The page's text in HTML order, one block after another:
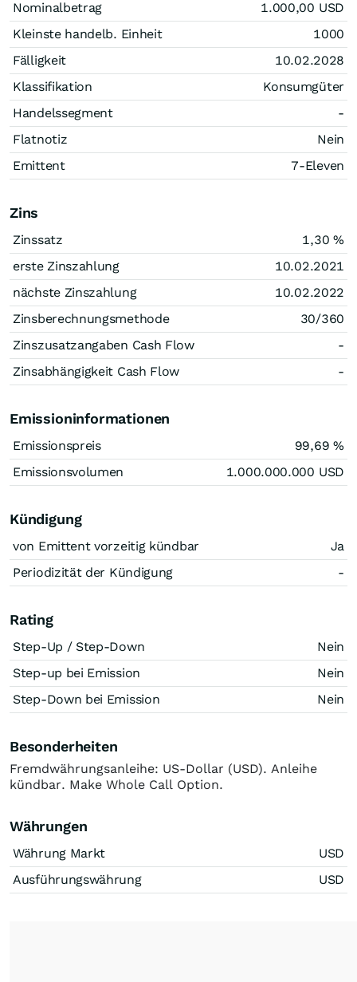
Nominalbetrag
1.000,00 USD
Kleinste handelb. Einheit
1000
Fälligkeit
10.02.2028
Klassifikation
Konsumgüter
Handelssegment
-
Flatnotiz
Nein
Emittent
7-Eleven
Zins
Zinssatz 1,30 %
erste Zinszahlung
10.02.2021
nächste Zinszahlung
10.02.2022
Zinsberechnungsmethode
30/360
Zinszusatzangaben Cash Flow
-
Zinsabhängigkeit Cash Flow
-
Emissioninformationen
Emissionspreis 99,69 %
Emissionsvolumen
1.000.000.000 USD
Kündigung
von Emittent vorzeitig kündbar
Ja
Periodizität der Kündigung
-
Rating
Step-Up / Step-Down
Nein
Step-up bei Emission
Nein
Step-Down bei Emission
Nein
Besonderheiten
Fremdwährungsanleihe: US-Dollar (USD). Anleihe
kündbar. Make Whole Call Option.
Währungen
Währung Markt
USD
Ausführungswährung
USD